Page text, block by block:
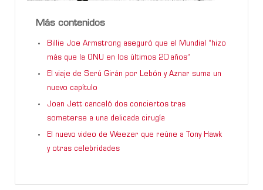
Más contenidos
Billie Joe Armstrong aseguró que el Mundial “hizo
más que la ONU en los últimos 20 años”
El viaje de Serú Girán por Lebón y Aznar suma un
nuevo capítulo
Joan Jett canceló dos conciertos tras
someterse a una delicada cirugía
El nuevo video de Weezer que reúne a Tony Hawk
y otras celebridades